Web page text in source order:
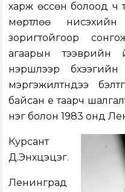
харж өссөн болоод ч
мөртлөө нисэхийн
зоригтойгоор
агаарын тээврийн
нэршлээр
мэргэжилтнүүдээ
байсан үе таарч
нэг болон 1983 онд
Курсант
Д.Энхцэцэг.
Ленинград